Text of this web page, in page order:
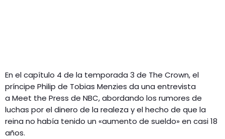
En el capítulo 4 de la temporada 3 de The Crown, el
príncipe Philip de Tobias Menzies da una entrevista
a Meet the Press de NBC, abordando los rumores de
luchas por el dinero de la realeza y el hecho de que la
reina no había tenido un «aumento de sueldo» en casi 18
años.